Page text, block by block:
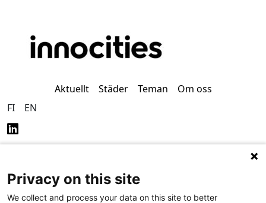
Aktuellt Städer Teman
Om oss
FI
EN
Dataskydd (på finska) Tillgänglighet (på finska)
Privacy on this site
We collect and process your data on this site to better